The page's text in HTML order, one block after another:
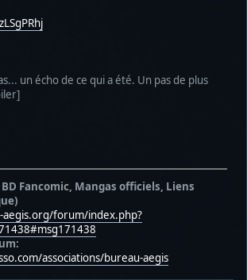
un écho de ce qui a été. Un pas de plus
BD Fancomic, Mangas officiels, Liens
forum/index.php?
associations/bureau-aegis